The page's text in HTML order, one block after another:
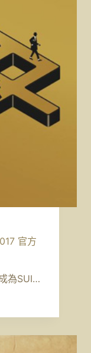
官方
為SUI…